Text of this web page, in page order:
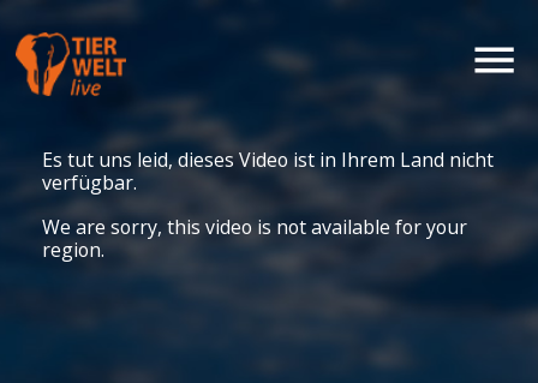
Es tut uns leid, dieses Video ist in Ihrem Land nicht
verfügbar.
We are sorry, this video is not available for your
region.